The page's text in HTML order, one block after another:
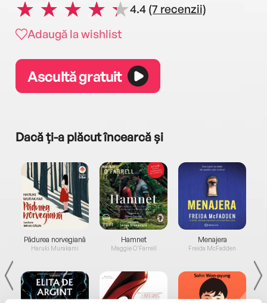
4.4 (7 recenzii)
Adaugă la wishlist
Ascultă gratuit
Dacă ți-a plăcut încearcă și
Pădurea norvegiană
Haruki Murakami
Hamnet
Maggie O'Farrell
Menajera
Freida McFadden